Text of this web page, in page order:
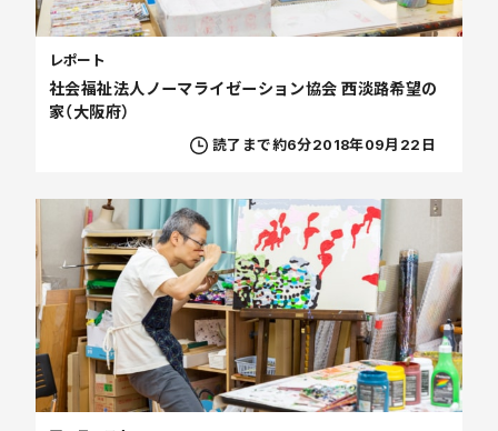
社会福祉法人ノーマライゼーション協会 西淡路希望の
家（大阪府）
レポート
読了まで約6分2018年09月22日